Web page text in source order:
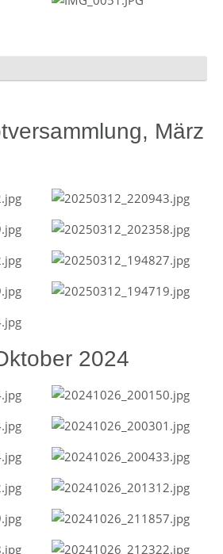
März
2024